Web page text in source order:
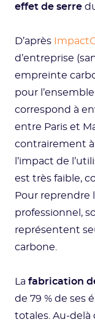
effet de serre
D’après
d’entreprise
empreinte
pour
correspond à
entre Paris et
contrairement à
l’impact de
est très faible,
Pour reprendre
professionnel,
représentent
carbone.
La fabrication
de 79 % de ses
totales. Au-delà